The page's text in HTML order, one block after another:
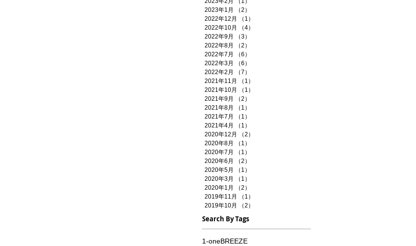
2023年1月
（2）
2022年12月
（1）
2022年10月
（4）
2022年9月
（3）
2022年8月
（2）
2022年7月
（6）
2022年3月
（6）
2022年2月
（7）
2021年11月
（1）
2021年10月
（1）
2021年9月
（2）
2021年8月
（1）
2021年7月
（1）
2021年4月
（1）
2020年12月
（2）
2020年8月
（1）
2020年7月
（1）
2020年6月
（2）
2020年5月
（1）
2020年3月
（1）
2020年1月
（2）
2019年11月
（1）
2019年10月
（2）
Search By Tags
1-oneBREEZE